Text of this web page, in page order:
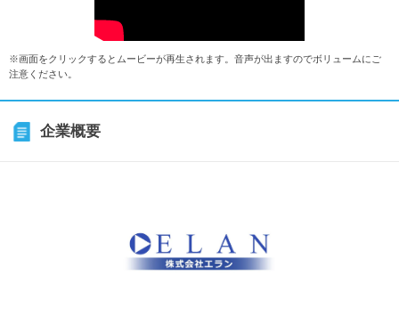
※画面をクリックするとムービーが再生されます。音声が出ますのでボリュームにご
注意ください。
企業概要